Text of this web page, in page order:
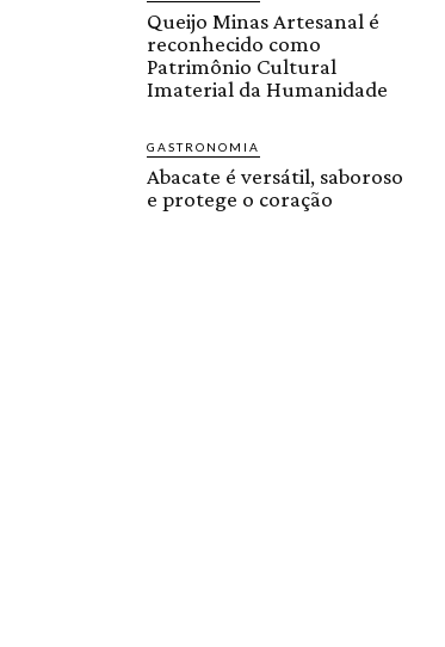
Queijo Minas Artesanal é
reconhecido como
Patrimônio Cultural
Imaterial da Humanidade
GASTRONOMIA
Abacate é versátil, saboroso
e protege o coração